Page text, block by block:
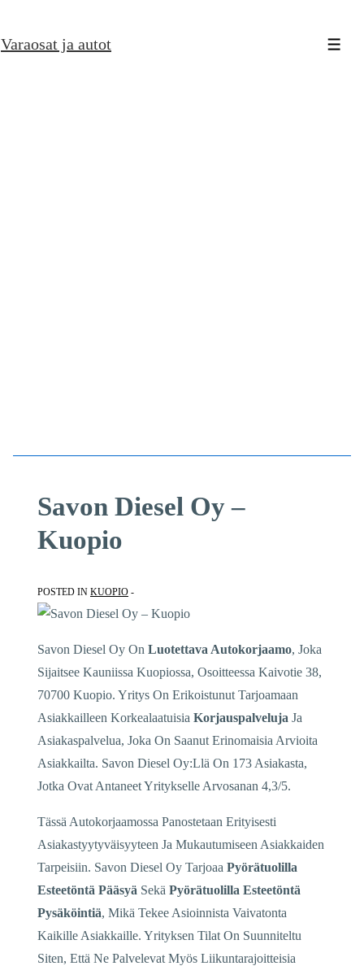
Skip
Varaosat ja autot
Savon Diesel Oy –
Kuopio
POSTED IN KUOPIO
Savon Diesel Oy On Luotettava Autokorjaamo, Joka
Sijaitsee Kauniissa Kuopiossa, Osoitteessa Kaivotie 38,
70700 Kuopio. Yritys On Erikoistunut Tarjoamaan
Asiakkailleen Korkealaatuisia Korjauspalveluja Ja
Asiakaspalvelua, Joka On Saanut Erinomaisia Arvioita
Asiakkailta. Savon Diesel Oy:Llä On 173 Asiakasta,
Jotka Ovat Antaneet Yritykselle Arvosanan 4,3/5.
Tässä Autokorjaamossa Panostetaan Erityisesti
Asiakastyytyväisyyteen Ja Mukautumiseen Asiakkaiden
Tarpeisiin. Savon Diesel Oy Tarjoaa Pyörätuolilla
Esteetöntä Pääsyä Sekä Pyörätuolilla Esteetöntä
Pysäköintiä, Mikä Tekee Asioinnista Vaivatonta
Kaikille Asiakkaille. Yrityksen Tilat On Suunniteltu
Siten, Että Ne Palvelevat Myös Liikuntarajoitteisia